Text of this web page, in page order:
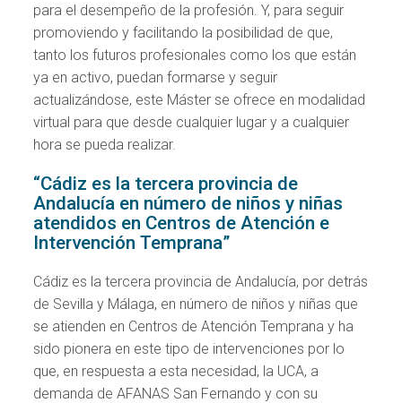
para el desempeño de la profesión. Y, para seguir
promoviendo y facilitando la posibilidad de que,
tanto los futuros profesionales como los que están
ya en activo, puedan formarse y seguir
actualizándose, este Máster se ofrece en modalidad
virtual para que desde cualquier lugar y a cualquier
hora se pueda realizar.
“Cádiz es la tercera provincia de
Andalucía en número de niños y niñas
atendidos en Centros de Atención e
Intervención Temprana”
Cádiz es la tercera provincia de Andalucía, por detrás
de Sevilla y Málaga, en número de niños y niñas que
se atienden en Centros de Atención Temprana y ha
sido pionera en este tipo de intervenciones por lo
que, en respuesta a esta necesidad, la UCA, a
demanda de AFANAS San Fernando y con su